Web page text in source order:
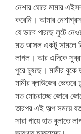
নেশার ঘোরে মামার
করেনি। আমার
যে ভাবে পারছে লুটে
মত আসল একটু সামলে
লাগল। আর এদিকে
পুরে চুষছে। মামীর
মামীর ব্লাউজের
মত মোচরাচ্ছে জোরে
তারপর এই অল্প সময়ে
সারা গায়ে হাত বুলাতে